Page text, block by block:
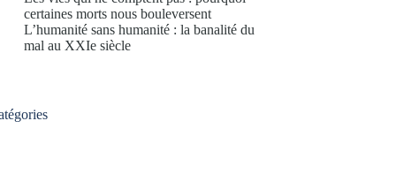
certaines morts nous bouleversent
L’humanité sans humanité : la banalité du
mal au XXIe siècle